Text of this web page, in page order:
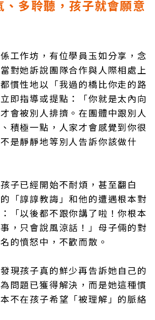
、多聆聽，孩子就會願意
工作坊，有位學員玉如分享，念
對她訴說團隊合作與人際相處上
慣性地以「我過的橋比你走的路
即指導或提點：「你就是太內向
會被別人排擠。在團體中跟別人
積極一點，人家才會感覺到你很
不是靜靜地等別人告訴你該做什
子已經開始不耐煩，甚至翻白
「諄諄教誨」和他的遭遇根本對
「以後都不跟你講了啦！你根本
，只會說風涼話！」母子倆的對
的憤怒中，不歡而散。
現孩子真的鮮少再告訴她自己的
問題已獲得解決，而是她這種慣
不在孩子希望「被理解」的脈絡